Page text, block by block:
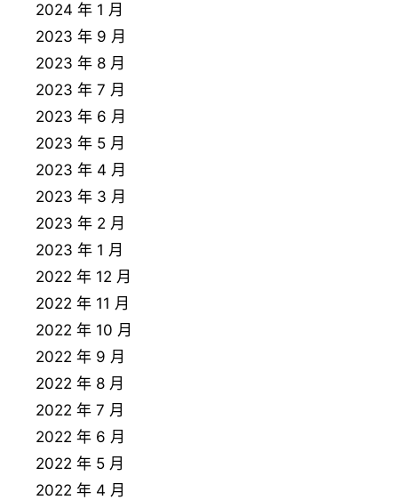
2024 年 1 月
2023 年 9 月
2023 年 8 月
2023 年 7 月
2023 年 6 月
2023 年 5 月
2023 年 4 月
2023 年 3 月
2023 年 2 月
2023 年 1 月
2022 年 12 月
2022 年 11 月
2022 年 10 月
2022 年 9 月
2022 年 8 月
2022 年 7 月
2022 年 6 月
2022 年 5 月
2022 年 4 月